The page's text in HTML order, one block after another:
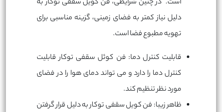
است. در چنین شرایطی، فن کویل سقفی توکار به
دلیل نیاز کمتر به فضای زمینی، گزینه مناسبی برای
تهویه مطبوع فضا است.
قابلیت کنترل دما: فن کوئل سقفی توکار قابلیت
کنترل دما را دارد و می تواند دمای هوا را در فضای
مورد نظر تنظیم کند.
ظاهر زیبا: فن کویل سقفی توکار به دلیل قرار گرفتن